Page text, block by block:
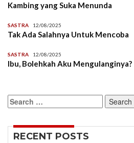
Kambing yang Suka Menunda
SASTRA 12/08/2025
Tak Ada Salahnya Untuk Mencoba
SASTRA 12/08/2025
Ibu, Bolehkah Aku Mengulanginya?
Search
for:
RECENT POSTS